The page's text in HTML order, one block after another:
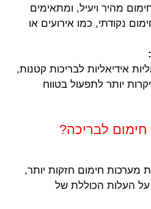
מהיר ויעיל, ומתאימים
נקודתי, כמו אירועים או
אידיאליות לבריכות קטנות,
יותר לתפעול בטווח
לבריכה?
מערכות חימום חזקות יותר,
העלות הכוללת של